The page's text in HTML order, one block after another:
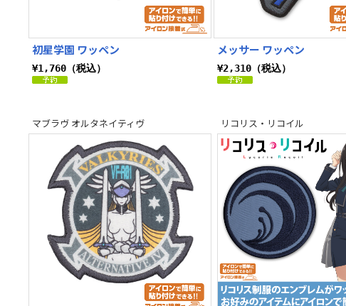
初星学園 ワッペン
¥1,760（税込）
メッサー ワッペン
¥2,310（税込）
マブラヴ オルタネイティヴ リコリス・リコイル